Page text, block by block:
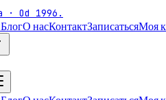
· Od 1996.
БлогО насКонтактЗаписатьсяМоя